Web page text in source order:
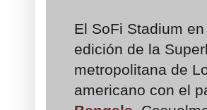
El SoFi Stadium
edición de la
metropolitana de
americano con el